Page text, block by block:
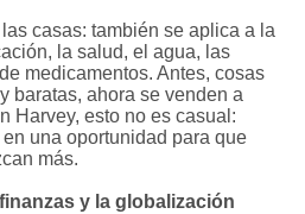
casas: también se aplica a la
la salud, el agua, las
medicamentos. Antes, cosas
baratas, ahora se venden a
Harvey, esto no es casual:
una oportunidad para que
más.
y la globalización